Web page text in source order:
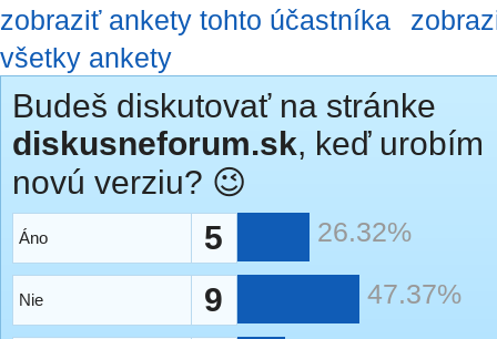
zobraziť ankety tohto účastníka
všetky ankety
Budeš diskutovať na stránke
diskusneforum.sk, keď urobím
novú verziu? 😉
Áno 5 26.32%
Nie 9 47.37%